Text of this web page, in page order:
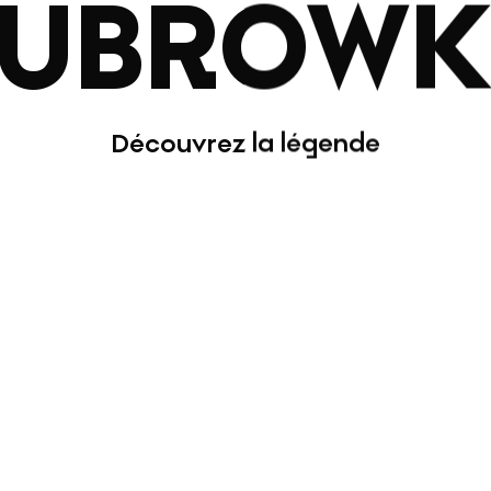
Découvrez la légende